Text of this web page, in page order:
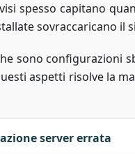
spesso capitano
sovraccaricano il
sono configurazioni
aspetti risolve la
server errata